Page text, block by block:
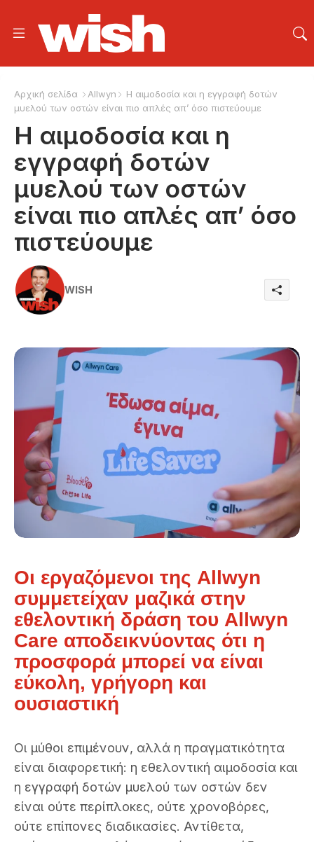
Αρχική σελίδα Allwyn
Η αιμοδοσία και η εγγραφή δοτών
μυελού των οστών είναι πιο απλές απ’ όσο πιστεύουμε
Η αιμοδοσία και η
εγγραφή δοτών
μυελού των οστών
είναι πιο απλές απ’ όσο
πιστεύουμε
WISH
Οι εργαζόμενοι της Allwyn
συμμετείχαν μαζικά στην
εθελοντική δράση του Allwyn
Care αποδεικνύοντας ότι η
προσφορά μπορεί να είναι
εύκολη, γρήγορη και
ουσιαστική
Οι μύθοι επιμένουν, αλλά η πραγματικότητα
είναι διαφορετική: η εθελοντική αιμοδοσία και
η εγγραφή δοτών μυελού των οστών δεν
είναι ούτε περίπλοκες, ούτε χρονοβόρες,
ούτε επίπονες διαδικασίες. Αντίθετα,